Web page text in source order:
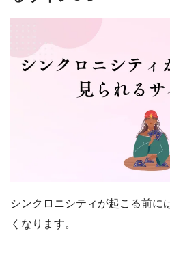
シンクロニシティが起こる前に
くなります。